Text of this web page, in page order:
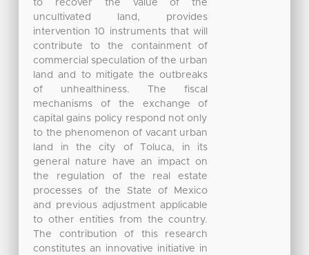
to recover the value of the
uncultivated land, provides
intervention 10 instruments that will
contribute to the containment of
commercial speculation of the urban
land and to mitigate the outbreaks
of unhealthiness. The fiscal
mechanisms of the exchange of
capital gains policy respond not only
to the phenomenon of vacant urban
land in the city of Toluca, in its
general nature have an impact on
the regulation of the real estate
processes of the State of Mexico
and previous adjustment applicable
to other entities from the country.
The contribution of this research
constitutes an innovative initiative in